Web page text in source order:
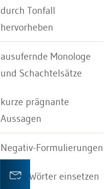
durch Tonfall
hervorheben
ausufernde Monologe
und Schachtelsätze
kurze prägnante
Aussagen
Negativ-Formulierungen
Power-Wörter einsetzen